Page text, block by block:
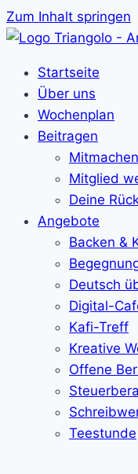
Zum Inhalt springen
Startseite
Über uns
Wochenplan
Beitragen
Mitmachen
Mitglied
Deine
Angebote
Backen &
Deutsch
Digital-
Kafi-Treff
Kreative
Offene
Teestunde